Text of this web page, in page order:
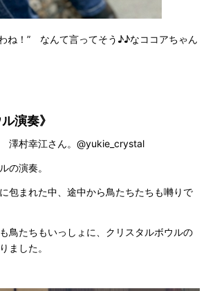
ね！” なんて言ってそう♪♪なココアちゃん
演奏》
澤村幸江さん。@yukie_crystal
の演奏。
包まれた中、途中から鳥たちたちも囀りで
鳥たちもいっしょに、クリスタルボウルの
ました。